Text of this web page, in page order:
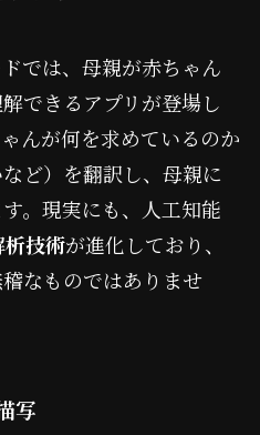
では、母親が赤ちゃん
できるアプリが登場し
んが何を求めているのか
ど）を翻訳し、母親に
。現実にも、人工知能
技術が進化しており、
なものではありませ
写